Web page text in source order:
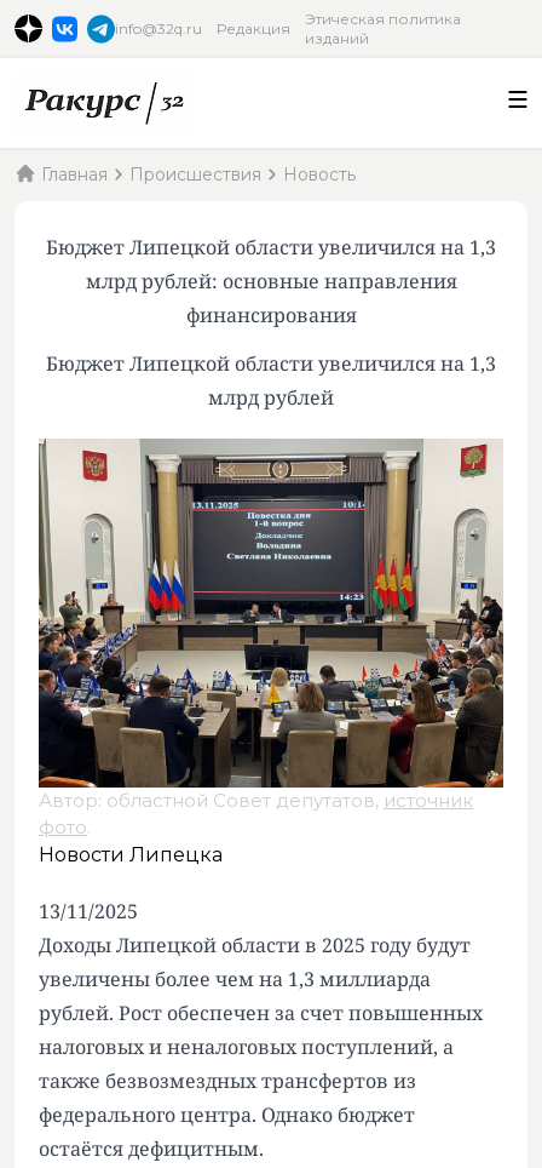
info@32q.ru Редакция
Этическая политика
изданий
Главная Происшествия Новость
Бюджет Липецкой области увеличился на 1,3
млрд рублей: основные направления
финансирования
Бюджет Липецкой области увеличился на 1,3
млрд рублей
Автор: областной Совет депутатов, источник
фото.
Новости Липецка
13/11/2025
Доходы Липецкой области в 2025 году будут
увеличены более чем на 1,3 миллиарда
рублей. Рост обеспечен за счет повышенных
налоговых и неналоговых поступлений, а
также безвозмездных трансфертов из
федерального центра. Однако бюджет
остаётся дефицитным.